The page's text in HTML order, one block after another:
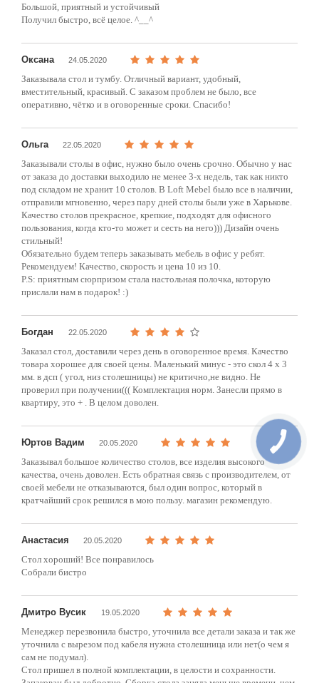
Большой, приятный и устойчивый
Получил быстро, всё целое. ^__^
Оксана 24.05.2020
Заказывала стол и тумбу. Отличный вариант, удобный,
вместительный, красивый. С заказом проблем не было, все
оперативно, чётко и в оговоренные сроки. Спасибо!
Ольга 22.05.2020
Заказывали столы в офис, нужно было очень срочно. Обычно у нас
от заказа до доставки выходило не менее 3-х недель, так как никто
под складом не хранит 10 столов. В Loft Mebel было все в наличии,
отправили мгновенно, через пару дней столы были уже в Харькове.
Качество столов прекрасное, крепкие, подходят для офисного
пользования, когда кто-то может и сесть на него))) Дизайн очень
стильный!
Обязательно будем теперь заказывать мебель в офис у ребят.
Рекомендуем! Качество, скорость и цена 10 из 10.
P.S: приятным сюрпризом стала настольная полочка, которую
прислали нам в подарок! :)
Богдан 22.05.2020
Заказал стол, доставили через день в оговоренное время. Качество
товара хорошее для своей цены. Маленький минус - это скол 4 х 3
мм. в дсп ( угол, низ столешницы) не критично,не видно. Не
проверил при получении((( Комплектация норм. Занесли прямо в
квартиру, это + . В целом доволен.
Юртов Вадим 20.05.2020
Заказывал большое количество столов, все изделия высокого
качества, очень доволен. Есть обратная связь с производителем, от
своей мебели не отказываются, был один вопрос, который в
кратчайший срок решился в мою пользу. магазин рекомендую.
Анастасия 20.05.2020
Стол хороший! Все понравилось
Собрали бистро
Дмитро Вусик 19.05.2020
Менеджер перезвонила быстро, уточнила все детали заказа и так же
уточнила с вырезом под кабеля нужна столешница или нет(о чем я
сам не подумал).
Стол пришел в полной комплектации, в целости и сохранности.